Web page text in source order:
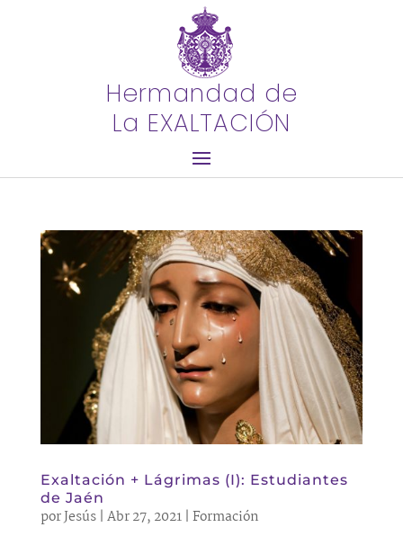
Hermandad de
La EXALTACIÓN
Exaltación + Lágrimas (I): Estudiantes
de Jaén
porJesús| Abr 27, 2021| Formación